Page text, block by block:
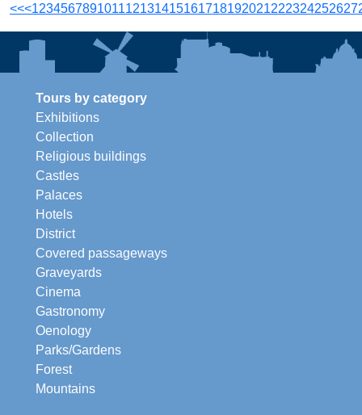
<<<123456789101112131415161718192021222324252627
Tours by category
Exhibitions
Collection
Religious buildings
Castles
Palaces
Hotels
District
Covered passageways
Graveyards
Cinema
Gastronomy
Oenology
Parks/Gardens
Forest
Mountains